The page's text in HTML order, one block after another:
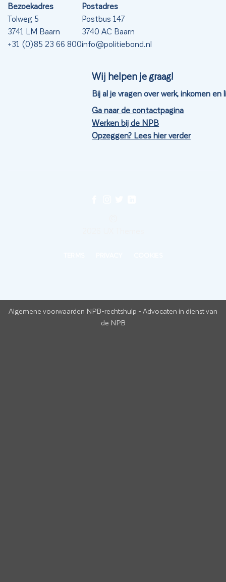
Bezoekadres
Tolweg 5
3741 LM Baarn
+31 (0)85 23 66 800
Postadres
Postbus 147
3740 AC Baarn
info@politiebond.nl
Wij helpen je graag!
Bij al je vragen over werk, inkomen en
Ga naar de contactpagina
Werken bij de NPB
Opzeggen? Lees hier verder
Algemene voorwaarden NPB-rechtshulp - Advocaten in dienst van
de NPB